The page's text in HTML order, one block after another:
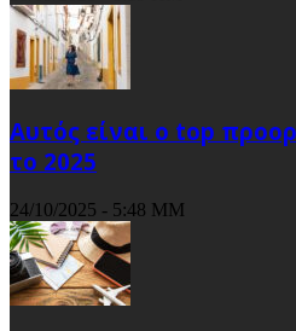
Αυτός είναι ο top
το 2025
24/10/2025 - 5:48 ΜΜ